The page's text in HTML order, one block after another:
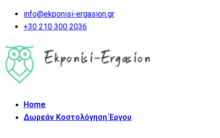
info@ekponisi-ergasion.gr
+30 210 300 2036
Home
Δωρεάν Κοστολόγηση Έργου